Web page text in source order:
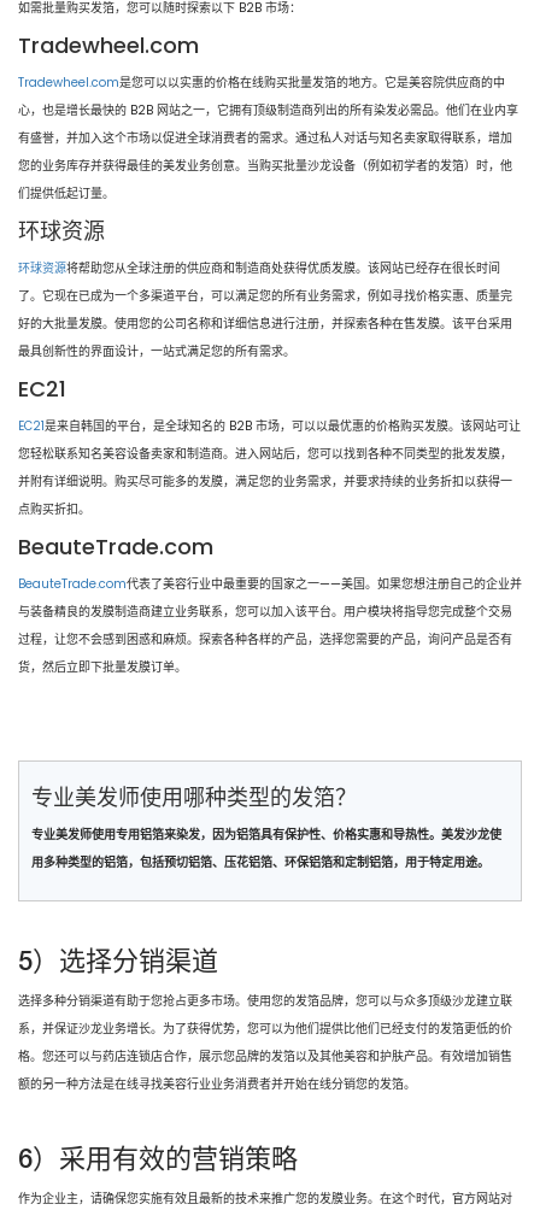
如需批量购买发箔，您可以随时探索以下 B2B 市场：
Tradewheel.com
Tradewheel.com是您可以以实惠的价格在线购买批量发箔的地方。它是美容院供应商的中
心，也是增长最快的 B2B 网站之一，它拥有顶级制造商列出的所有染发必需品。他们在业内享
有盛誉，并加入这个市场以促进全球消费者的需求。通过私人对话与知名卖家取得联系，增加
您的业务库存并获得最佳的美发业务创意。当购买批量沙龙设备（例如初学者的发箔）时，他
们提供低起订量。
环球资源
环球资源将帮助您从全球注册的供应商和制造商处获得优质发膜。该网站已经存在很长时间
了。它现在已成为一个多渠道平台，可以满足您的所有业务需求，例如寻找价格实惠、质量完
好的大批量发膜。使用您的公司名称和详细信息进行注册，并探索各种在售发膜。该平台采用
最具创新性的界面设计，一站式满足您的所有需求。
EC21
EC21是来自韩国的平台，是全球知名的 B2B 市场，可以以最优惠的价格购买发膜。该网站可让
您轻松联系知名美容设备卖家和制造商。进入网站后，您可以找到各种不同类型的批发发膜，
并附有详细说明。购买尽可能多的发膜，满足您的业务需求，并要求持续的业务折扣以获得一
点购买折扣。
BeauteTrade.com
BeauteTrade.com代表了美容行业中最重要的国家之一——美国。如果您想注册自己的企业并
与装备精良的发膜制造商建立业务联系，您可以加入该平台。用户模块将指导您完成整个交易
过程，让您不会感到困惑和麻烦。探索各种各样的产品，选择您需要的产品，询问产品是否有
货，然后立即下批量发膜订单。
专业美发师使用哪种类型的发箔？
专业美发师使用专用铝箔来染发，因为铝箔具有保护性、价格实惠和导热性。美发沙龙使
用多种类型的铝箔，包括预切铝箔、压花铝箔、环保铝箔和定制铝箔，用于特定用途。
5）选择分销渠道
选择多种分销渠道有助于您抢占更多市场。使用您的发箔品牌，您可以与众多顶级沙龙建立联
系，并保证沙龙业务增长。为了获得优势，您可以为他们提供比他们已经支付的发箔更低的价
格。您还可以与药店连锁店合作，展示您品牌的发箔以及其他美容和护肤产品。有效增加销售
额的另一种方法是在线寻找美容行业业务消费者并开始在线分销您的发箔。
6）采用有效的营销策略
作为企业主，请确保您实施有效且最新的技术来推广您的发膜业务。在这个时代，官方网站对